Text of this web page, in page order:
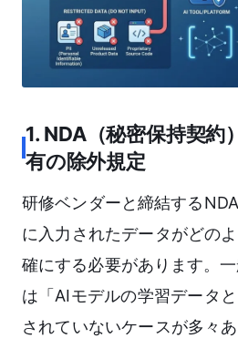
1. NDA（秘密保持契約
有の除外規定
研修ベンダーと締結する
に入力されたデータがどの
確にする必要があります。
は「AIモデルの学習データ
されていないケースが多々